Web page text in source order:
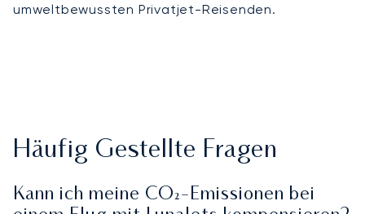
umweltbewussten Privatjet-Reisenden.
Häufig Gestellte Fragen
Kann ich meine CO₂-Emissionen bei